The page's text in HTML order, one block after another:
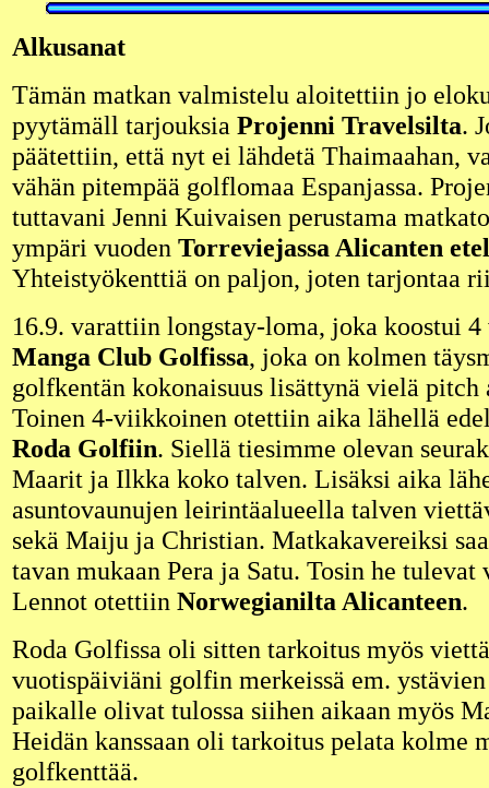
Alkusanat
Tämän matkan valmistelu aloitettiin jo
pyytämäll tarjouksia Projenni Travelsilta.
päätettiin, että nyt ei lähdetä Thaimaahan,
vähän pitempää golflomaa Espanjassa.
tuttavani Jenni Kuivaisen perustama
ympäri vuoden Torreviejassa Alicanten
Yhteistyökenttiä on paljon, joten tarjontaa
16.9. varattiin longstay-loma, joka koostui
Manga Club Golfissa, joka on kolmen
golfkentän kokonaisuus lisättynä vielä pitch
Toinen 4-viikkoinen otettiin aika lähellä
Roda Golfiin. Siellä tiesimme olevan
Maarit ja Ilkka koko talven. Lisäksi aika
asuntovaunujen leirintäalueella talven
sekä Maiju ja Christian. Matkakavereiksi
tavan mukaan Pera ja Satu. Tosin he
Lennot otettiin Norwegianilta Alicanteen.
Roda Golfissa oli sitten tarkoitus myös
vuotispäiviäni golfin merkeissä em.
paikalle olivat tulossa siihen aikaan myös
Heidän kanssaan oli tarkoitus pelata kolme
golfkenttää.